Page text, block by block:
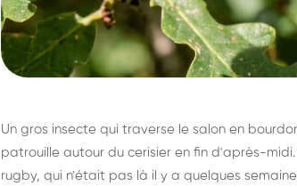
Un gros insecte qui traverse le salon en
patrouille autour du cerisier en fin d'après-
rugby, qui n'était pas là il y a quelques